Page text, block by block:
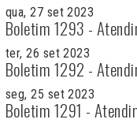
qua, 27 set 2023
Boletim 1293 -
ter, 26 set 2023
Boletim 1292 -
seg, 25 set 2023
Boletim 1291 -